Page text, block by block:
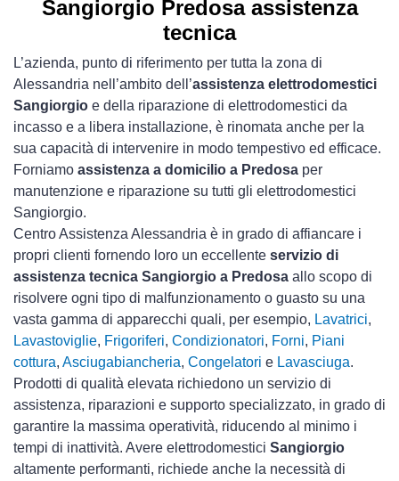
Sangiorgio Predosa assistenza
tecnica
L’azienda, punto di riferimento per tutta la zona di
Alessandria nell’ambito dell’assistenza elettrodomestici
Sangiorgio e della riparazione di elettrodomestici da
incasso e a libera installazione, è rinomata anche per la
sua capacità di intervenire in modo tempestivo ed efficace.
Forniamo assistenza a domicilio a Predosa per
manutenzione e riparazione su tutti gli elettrodomestici
Sangiorgio.
Centro Assistenza Alessandria è in grado di affiancare i
propri clienti fornendo loro un eccellente servizio di
assistenza tecnica Sangiorgio a Predosa allo scopo di
risolvere ogni tipo di malfunzionamento o guasto su una
vasta gamma di apparecchi quali, per esempio, Lavatrici,
Lavastoviglie, Frigoriferi, Condizionatori, Forni, Piani
cottura, Asciugabiancheria, Congelatori e Lavasciuga.
Prodotti di qualità elevata richiedono un servizio di
assistenza, riparazioni e supporto specializzato, in grado di
garantire la massima operatività, riducendo al minimo i
tempi di inattività. Avere elettrodomestici Sangiorgio
altamente performanti, richiede anche la necessità di